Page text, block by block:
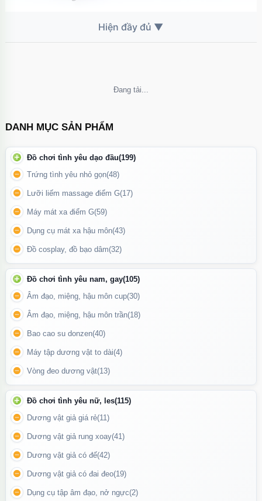
từng chuyển động.
Sản phẩm được trang bị
người dùng có thể trải nghiệm ở nhiều tư thế khác nhau mà vẫn
ổn định, rảnh tay và thoải mái hơn.
Cách sử dụng
Trước khi dùng, hãy rửa sạch sản phẩm bằng nước ấm và dung
dịch vệ sinh chuyên dụng.
Bôi một lượng vừa đủgel bôi trơn gốc nước
để tăng cảm giác trơn mượt.
Cố định đế hút vào bề mặt mong muốn, sau đó nhẹ nhàng đưa
sản phẩm vào, điều chỉnh nhịp độ và độ sâu tùy theo sở thích.
Sau khi sử dụng, rửa sạch và lau khô bằng khăn mềm.
Không thể tải nội dung
DANH MỤC SẢN PHẨM
Đồ chơi tình yêu dạo đầu(199)
Trứng tình yêu nhỏ gọn(48)
Lưỡi liếm massage điểm G(17)
Máy mát xa điểm G(59)
Dụng cụ mát xa hậu môn(43)
Đồ cosplay, đồ bạo dâm(32)
Đồ chơi tình yêu nam, gay(105)
Âm đạo, miệng, hậu môn cup(30)
Âm đạo, miệng, hậu môn trần(18)
Bao cao su donzen(40)
Máy tập dương vật to dài(4)
Vòng đeo dương vật(13)
Đồ chơi tình yêu nữ, les(115)
Dương vật giả giá rẻ(11)
Dương vật giả rung xoay(41)
Dương vật giả có đế(42)
Dương vật giả có đai đeo(19)
Dụng cụ tập âm đạo, nở ngực(2)